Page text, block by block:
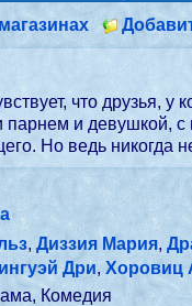
что друзья,
и девушкой,
Но ведь никогда
,Диззия Мария,
Дри,Хоровиц
Комедия